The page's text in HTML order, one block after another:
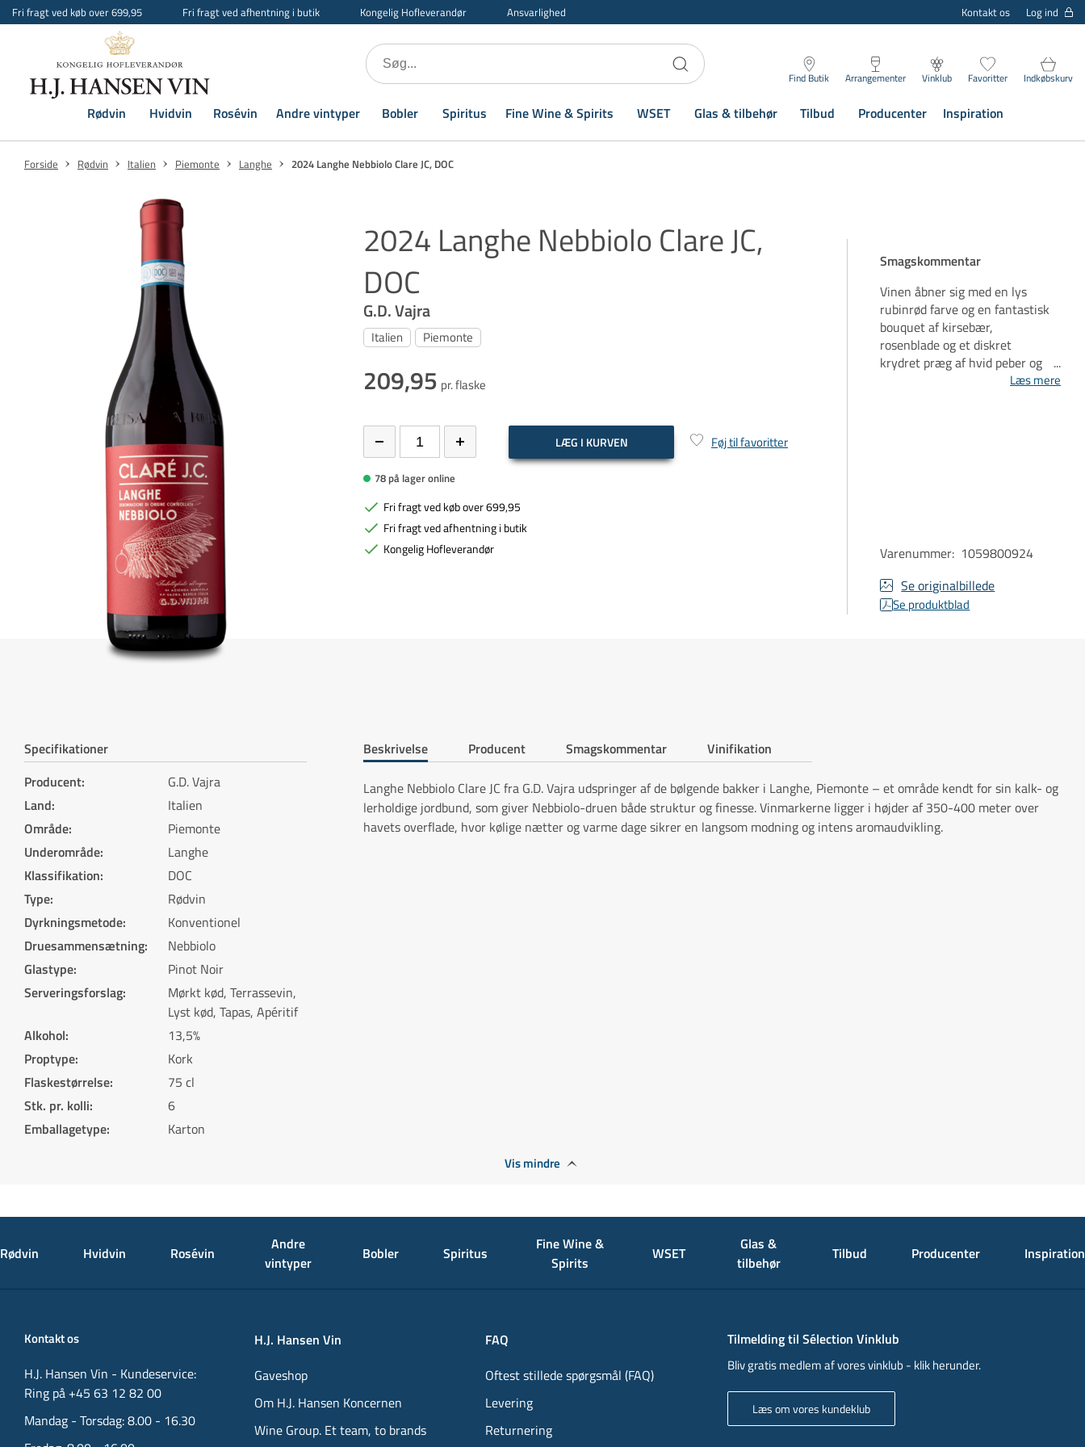
Fri fragt ved køb over 699,95 Fri fragt ved afhentning i butik Kongelig Hofleverandør Ansvarlighed Kontakt os Log ind
Find Butik Arrangementer Vinklub Favoritter Indkøbskurv
Rødvin Hvidvin Rosévin Andre vintyper Bobler Spiritus Fine Wine & Spirits WSET Glas & tilbehør Tilbud Producenter Inspiration
Forside Rødvin Italien Piemonte Langhe 2024 Langhe Nebbiolo Clare JC, DOC
2024 Langhe Nebbiolo Clare JC,
DOC
G.D. Vajra
Italien Piemonte
209,95 pr. flaske
LÆG I KURVEN Føj til favoritter
78 på lager online
Fri fragt ved køb over 699,95
Fri fragt ved afhentning i butik
Kongelig Hofleverandør
Smagskommentar
Vinen åbner sig med en lys
rubinrød farve og en fantastisk
bouquet af kirsebær,
rosenblade og et diskret
krydret præg af hvid peber og
lakrids. I munden er den saftig,
Læs mere
Varenummer: 1059800924
Se originalbillede
Se produktblad
Specifikationer
Producent:
G.D. Vajra
Land:
Italien
Område:
Piemonte
Underområde:
Langhe
Klassifikation:
DOC
Type:
Rødvin
Dyrkningsmetode:
Konventionel
Druesammensætning:
Nebbiolo
Glastype:
Pinot Noir
Serveringsforslag:
Mørkt kød, Terrassevin,
Lyst kød, Tapas, Apéritif
Alkohol:
13,5%
Proptype:
Kork
Flaskestørrelse:
75 cl
Stk. pr. kolli:
6
Emballagetype: Karton
Beskrivelse Producent Smagskommentar Vinifikation
Langhe Nebbiolo Clare JC fra G.D. Vajra udspringer af de bølgende bakker i Langhe, Piemonte – et område kendt for sin kalk- og
lerholdige jordbund, som giver Nebbiolo-druen både struktur og finesse. Vinmarkerne ligger i højder af 350-400 meter over
havets overflade, hvor kølige nætter og varme dage sikrer en langsom modning og intens aromaudvikling.
Vis mindre
Rødvin Hvidvin Rosévin
Andre
vintyper
Bobler Spiritus
Fine Wine &
Spirits
WSET
Glas &
tilbehør
Tilbud Producenter Inspiration
Kontakt os
H.J. Hansen Vin - Kundeservice:
Ring på +45 63 12 82 00
Mandag - Torsdag: 8.00 - 16.30
H.J. Hansen Vin
Gaveshop
Om H.J. Hansen Koncernen
Wine Group. Et team, to brands
FAQ
Oftest stillede spørgsmål (FAQ)
Levering
Returnering
Tilmelding til Sélection Vinklub
Bliv gratis medlem af vores vinklub - klik herunder.
Læs om vores kundeklub